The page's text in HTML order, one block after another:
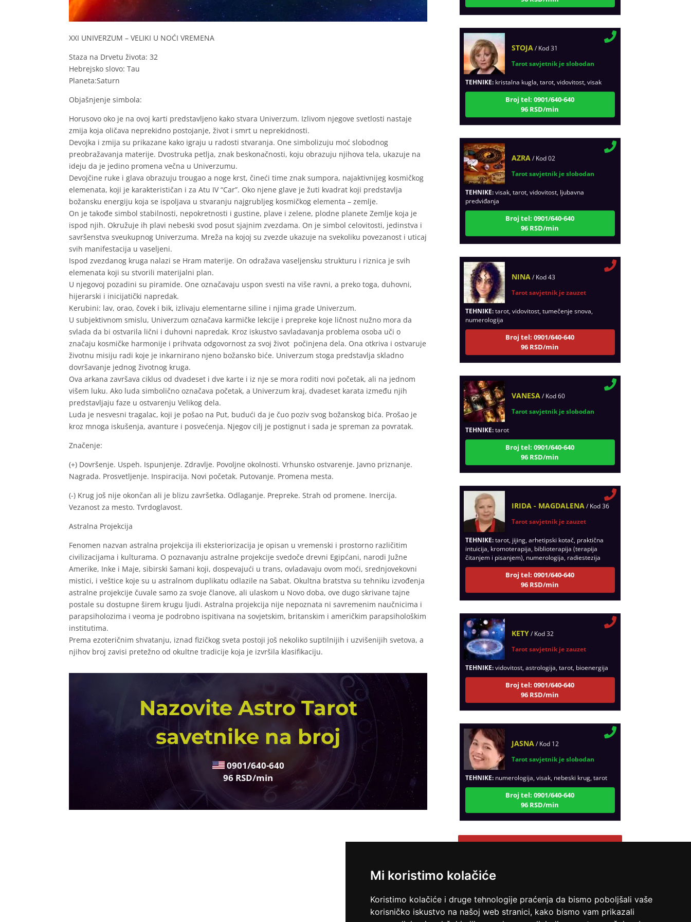
Mi koristimo kolačiće
Koristimo kolačiće i druge tehnologije praćenja da bismo poboljšali vaše
korisničko iskustvo na našoj web stranici, kako bismo vam prikazali
XXI UNIVERZUM – VELIKI U NOĆI VREMENA
Staza na Drvetu života: 32
Hebrejsko slovo: Tau
Planeta:Saturn
Objašnjenje simbola:
Horusovo oko je na ovoj karti predstavljeno kako stvara Univerzum. Izlivom njegove svetlosti nastaje
zmija koja oličava neprekidno postojanje, život i smrt u neprekidnosti.
Devojka i zmija su prikazane kako igraju u radosti stvaranja. One simbolizuju moć slobodnog
preobražavanja materije. Dvostruka petlja, znak beskonačnosti, koju obrazuju njihova tela, ukazuje na
ideju da je jedino promena večna u Univerzumu.
Devojčine ruke i glava obrazuju trougao a noge krst, čineći time znak sumpora, najaktivnijeg kosmičkog
elemenata, koji je karakterističan i za Atu IV “Car”. Oko njene glave je žuti kvadrat koji predstavlja
božansku energiju koja se ispoljava u stvaranju najgrubljeg kosmičkog elementa – zemlje.
On je takođe simbol stabilnosti, nepokretnosti i gustine, plave i zelene, plodne planete Zemlje koja je
ispod njih. Okružuje ih plavi nebeski svod posut sjajnim zvezdama. On je simbol celovitosti, jedinstva i
savršenstva sveukupnog Univerzuma. Mreža na kojoj su zvezde ukazuje na svekoliku povezanost i uticaj
svih manifestacija u vaseljeni.
Ispod zvezdanog kruga nalazi se Hram materije. On odražava vaseljensku strukturu i riznica je svih
elemenata koji su stvorili materijalni plan.
U njegovoj pozadini su piramide. One označavaju uspon svesti na više ravni, a preko toga, duhovni,
hijerarski i inicijatički napredak.
Kerubini: lav, orao, čovek i bik, izlivaju elementarne siline i njima grade Univerzum.
U subjektivnom smislu, Univerzum označava karmičke lekcije i prepreke koje ličnost nužno mora da
svlada da bi ostvarila lični i duhovni napredak. Kroz iskustvo savladavanja problema osoba uči o
značaju kosmičke harmonije i prihvata odgovornost za svoj život počinjena dela. Ona otkriva i ostvaruje
životnu misiju radi koje je inkarnirano njeno božansko biće. Univerzum stoga predstavlja skladno
dovršavanje jednog životnog kruga.
Ova arkana završava ciklus od dvadeset i dve karte i iz nje se mora roditi novi početak, ali na jednom
višem luku. Ako luda simbolično označava početak, a Univerzum kraj, dvadeset karata između njih
predstavljaju faze u ostvarenju Velikog dela.
Luda je nesvesni tragalac, koji je pošao na Put, budući da je čuo poziv svog božanskog bića. Prošao je
kroz mnoga iskušenja, avanture i posvećenja. Njegov cilj je postignut i sada je spreman za povratak.
Značenje:
(+) Dovršenje. Uspeh. Ispunjenje. Zdravlje. Povoljne okolnosti. Vrhunsko ostvarenje. Javno priznanje.
Nagrada. Prosvetljenje. Inspiracija. Novi početak. Putovanje. Promena mesta.
(-) Krug još nije okončan ali je blizu završetka. Odlaganje. Prepreke. Strah od promene. Inercija.
Vezanost za mesto. Tvrdoglavost.
Astralna Projekcija
Fenomen nazvan astralna projekcija ili eksteriorizacija je opisan u vremenski i prostorno različitim
civilizacijama i kulturama. O poznavanju astralne projekcije svedoče drevni Egipćani, narodi Južne
Amerike, Inke i Maje, sibirski šamani koji, dospevajući u trans, ovladavaju ovom moći, srednjovekovni
mistici, i veštice koje su u astralnom duplikatu odlazile na Sabat. Okultna bratstva su tehniku izvođenja
astralne projekcije čuvale samo za svoje članove, ali ulaskom u Novo doba, ove dugo skrivane tajne
postale su dostupne širem krugu ljudi. Astralna projekcija nije nepoznata ni savremenim naučnicima i
parapsiholozima i veoma je podrobno ispitivana na sovjetskim, britanskim i američkim parapsihološkim
institutima.
Prema ezoteričnim shvatanju, iznad fizičkog sveta postoji još nekoliko suptilnijih i uzvišenijih svetova, a
njihov broj zavisi pretežno od okultne tradicije koja je izvršila klasifikaciju.
Nazovite Astro Tarot
savetnike na broj
0901/640-640
96 RSD/min
Tarot savjetnik je slobodan
TEHNIKE:kristalna kugla, tarot, vidovitost, visak
Broj tel: 0901/640-640
96 RSD/min
Tarot savjetnik je slobodan
TEHNIKE:visak, tarot, vidovitost, ljubavna
predviđanja
96 RSD/min
Tarot savjetnik je zauzet
TEHNIKE:tarot, vidovitost, tumečenje snova,
numerologija
96 RSD/min
Tarot savjetnik je slobodan
TEHNIKE:tarot
Broj tel: 0901/640-640
96 RSD/min
Tarot savjetnik je zauzet
TEHNIKE:tarot, jijing, arhetipski kotač, praktična
intuicija, kromoterapija, biblioterapija (terapija
čitanjem i pisanjem), numerologija, radiestezija
Broj tel: 0901/640-640
96 RSD/min
Tarot savjetnik je zauzet
TEHNIKE:vidovitost, astrologija, tarot, bioenergija
Broj tel: 0901/640-640
96 RSD/min
Tarot savjetnik je slobodan
TEHNIKE:numerologija, visak, nebeski krug, tarot
Broj tel: 0901/640-640
96 RSD/min
EVITA/ Kod 52
TEHNIKE:tarot
96 RSD/min